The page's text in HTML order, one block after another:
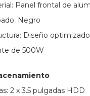
Panel frontal de
Negro
Diseño
de 500W
2 x 3.5 pulgadas HDD